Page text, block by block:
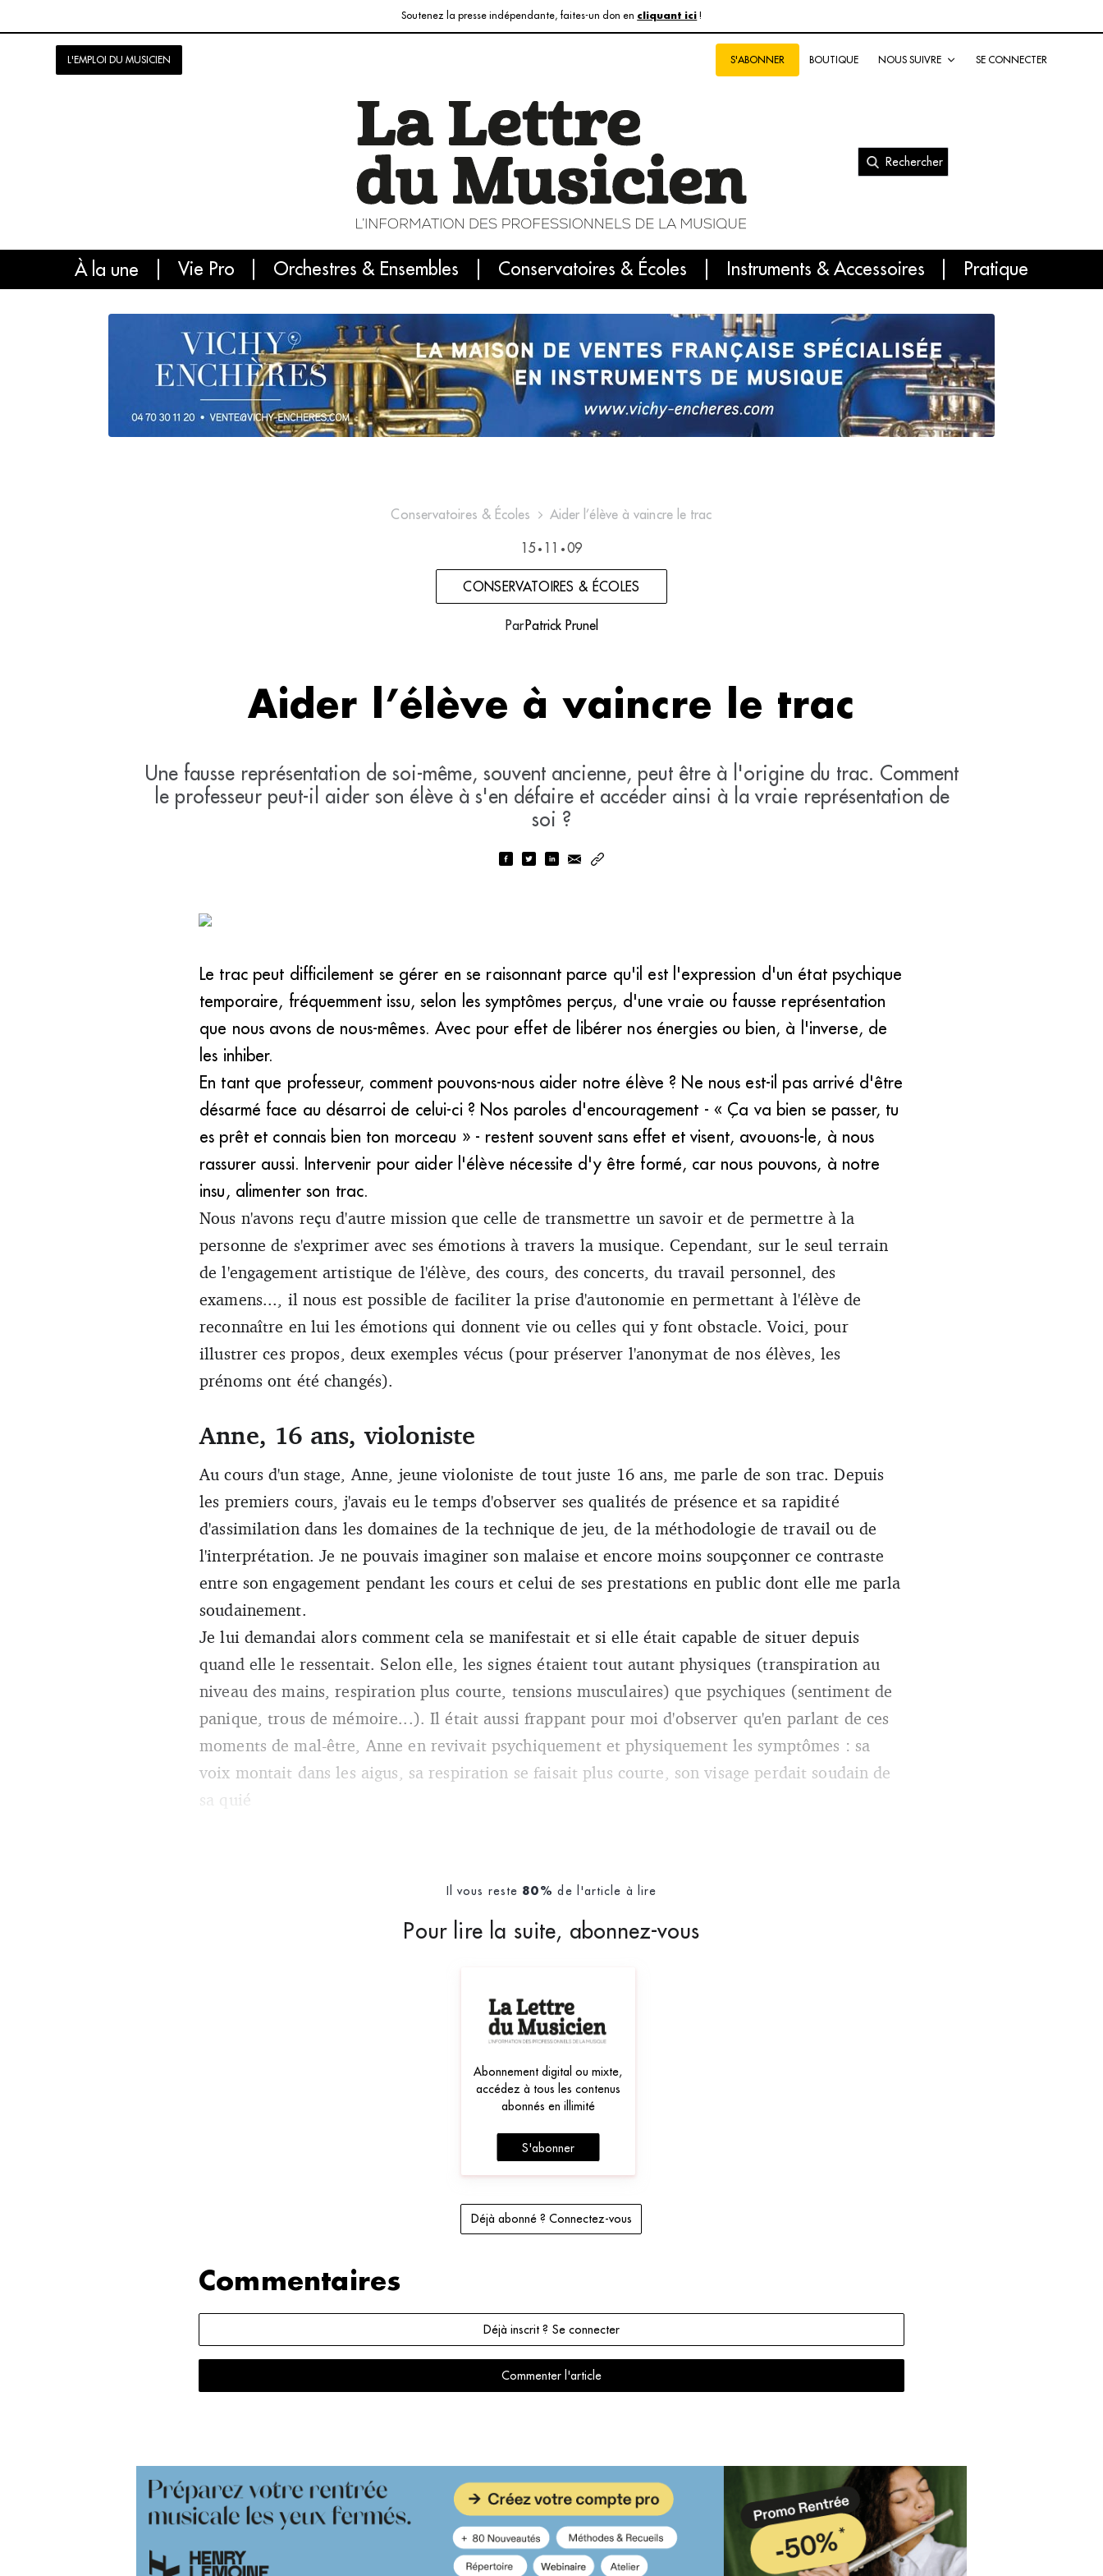
Soutenez la presse indépendante, faites-un don en cliquant ici !
L'EMPLOI DU MUSICIEN S'ABONNER BOUTIQUE NOUS SUIVRE SE CONNECTER
Rechercher
À la une Vie Pro Orchestres & Ensembles Conservatoires & Écoles Instruments & Accessoires Pratique
L'info du jour Le numéro du mois International
Conservatoires & Écoles Aider l’élève à vaincre le trac
15 • 11 • 09
CONSERVATOIRES & ÉCOLES
Par Patrick Prunel
Aider l’élève à vaincre le trac
Une fausse représentation de soi-même, souvent ancienne, peut être à l'origine du trac. Comment
le professeur peut-il aider son élève à s'en défaire et accéder ainsi à la vraie représentation de
soi ?
Le trac peut difficilement se gérer en se raisonnant parce qu'il est l'expression d'un état psychique
temporaire, fréquemment issu, selon les symptômes perçus, d'une vraie ou fausse représentation
que nous avons de nous-mêmes. Avec pour effet de libérer nos énergies ou bien, à l'inverse, de
les inhiber.
En tant que professeur, comment pouvons-nous aider notre élève ? Ne nous est-il pas arrivé d'être
désarmé face au désarroi de celui-ci ? Nos paroles d'encouragement - « Ça va bien se passer, tu
es prêt et connais bien ton morceau » - restent souvent sans effet et visent, avouons-le, à nous
rassurer aussi. Intervenir pour aider l'élève nécessite d'y être formé, car nous pouvons, à notre
insu, alimenter son trac.
Nous n'avons reçu d'autre mission que celle de transmettre un savoir et de permettre à la
personne de s'exprimer avec ses émotions à travers la musique. Cependant, sur le seul terrain
de l'engagement artistique de l'élève, des cours, des concerts, du travail personnel, des
examens..., il nous est possible de faciliter la prise d'autonomie en permettant à l'élève de
reconnaître en lui les émotions qui donnent vie ou celles qui y font obstacle. Voici, pour
illustrer ces propos, deux exemples vécus (pour préserver l'anonymat de nos élèves, les
prénoms ont été changés).
Anne, 16 ans, violoniste
Au cours d'un stage, Anne, jeune violoniste de tout juste 16 ans, me parle de son trac. Depuis
les premiers cours, j'avais eu le temps d'observer ses qualités de présence et sa rapidité
d'assimilation dans les domaines de la technique de jeu, de la méthodologie de travail ou de
l'interprétation. Je ne pouvais imaginer son malaise et encore moins soupçonner ce contraste
entre son engagement pendant les cours et celui de ses prestations en public dont elle me parla
soudainement.
Je lui demandai alors comment cela se manifestait et si elle était capable de situer depuis
quand elle le ressentait. Selon elle, les signes étaient tout autant physiques (transpiration au
niveau des mains, respiration plus courte, tensions musculaires) que psychiques (sentiment de
panique, trous de mémoire...). Il était aussi frappant pour moi d'observer qu'en parlant de ces
moments de mal-être, Anne en revivait psychiquement et physiquement les symptômes : sa
voix montait dans les aigus, sa respiration se faisait plus courte, son visage perdait soudain de
sa quié
Il vous reste 80% de l'article à lire
Pour lire la suite, abonnez-vous
Abonnement digital ou mixte,
accédez à tous les contenus
abonnés en illimité
S'abonner
Déjà abonné ? Connectez-vous
Commentaires
Déjà inscrit ? Se connecter
Commenter l'article